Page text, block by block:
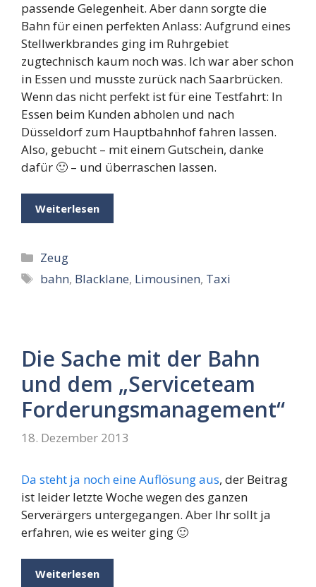
passende Gelegenheit. Aber dann sorgte die
Bahn für einen perfekten Anlass: Aufgrund eines
Stellwerkbrandes ging im Ruhrgebiet
zugtechnisch kaum noch was. Ich war aber schon
in Essen und musste zurück nach Saarbrücken.
Wenn das nicht perfekt ist für eine Testfahrt: In
Essen beim Kunden abholen und nach
Düsseldorf zum Hauptbahnhof fahren lassen.
Also, gebucht – mit einem Gutschein, danke
dafür 🙂 – und überraschen lassen.
Weiterlesen
Kategorien
Zeug
Schlagwörter
bahn, Blacklane, Limousinen, Taxi
Die Sache mit der Bahn
und dem „Serviceteam
Forderungsmanagement“
18. Dezember 2013
Da steht ja noch eine Auflösung aus, der Beitrag
ist leider letzte Woche wegen des ganzen
Serverärgers untergegangen. Aber Ihr sollt ja
erfahren, wie es weiter ging 🙂
Weiterlesen